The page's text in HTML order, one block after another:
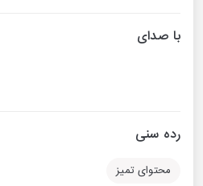
با صدای
رده سنی
محتوای تمیز